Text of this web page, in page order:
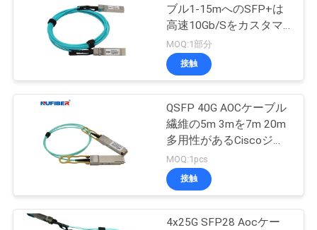
ブル1-15mへのSFP+は
高速10Gb/Sをカスタマ
イズした
MOQ:1部分
接触
QSFP 40G AOCケーブル
繊維の5m 3mを7m 20m
多用性があるCiscoジャ
ンパー線
MOQ:1pcs
接触
4x25G SFP28 Aocケー